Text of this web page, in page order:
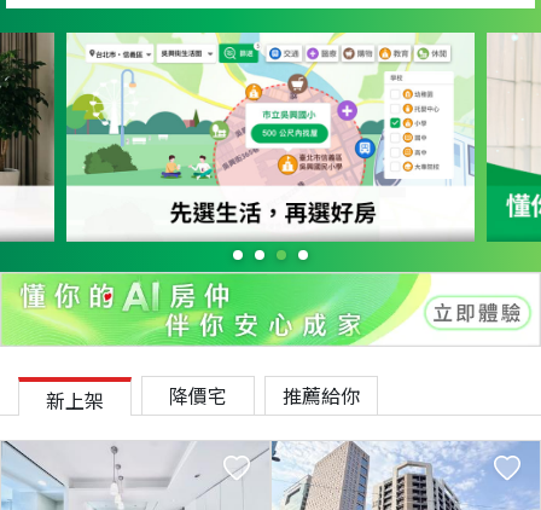
新上架 降價宅 推薦給你